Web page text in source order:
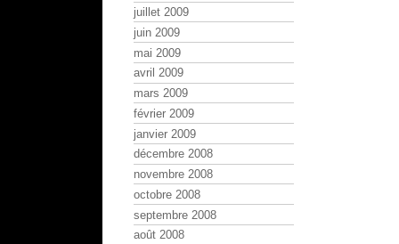
juillet 2009
juin 2009
mai 2009
avril 2009
mars 2009
février 2009
janvier 2009
décembre 2008
novembre 2008
octobre 2008
septembre 2008
août 2008